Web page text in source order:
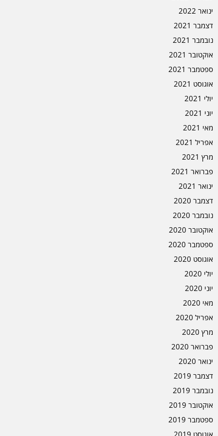
ינואר 2022
דצמבר 2021
נובמבר 2021
אוקטובר 2021
ספטמבר 2021
אוגוסט 2021
יולי 2021
יוני 2021
מאי 2021
אפריל 2021
מרץ 2021
פברואר 2021
ינואר 2021
דצמבר 2020
נובמבר 2020
אוקטובר 2020
ספטמבר 2020
אוגוסט 2020
יולי 2020
יוני 2020
מאי 2020
אפריל 2020
מרץ 2020
פברואר 2020
ינואר 2020
דצמבר 2019
נובמבר 2019
אוקטובר 2019
ספטמבר 2019
אוגוסט 2019